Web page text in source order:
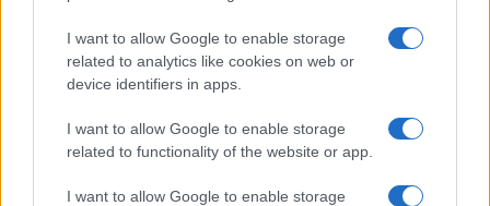
I want to allow Google to enable storage
related to analytics like cookies on web or
device identifiers in apps.
I want to allow Google to enable storage
related to functionality of the website or app.
I want to allow Google to enable storage